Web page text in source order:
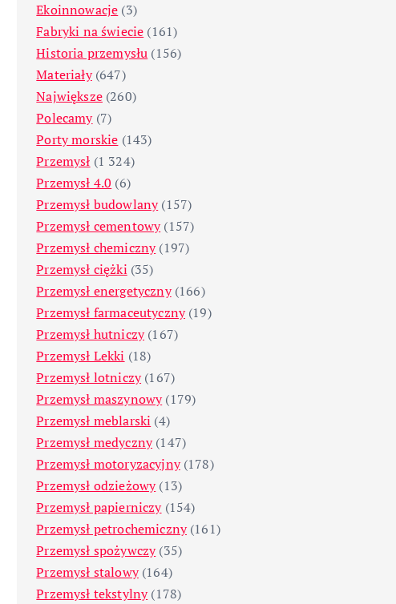
Ekoinnowacje (3)
Fabryki na świecie (161)
Historia przemysłu (156)
Materiały(647)
Największe(260)
Polecamy(7)
Porty morskie (143)
Przemysł (1 324)
Przemysł 4.0 (6)
Przemysł budowlany(157)
Przemysł cementowy(157)
Przemysł chemiczny(197)
Przemysł ciężki (35)
Przemysł energetyczny(166)
Przemysł farmaceutyczny(19)
Przemysł hutniczy(167)
Przemysł Lekki (18)
Przemysł lotniczy(167)
Przemysł maszynowy(179)
Przemysł meblarski (4)
Przemysł medyczny(147)
Przemysł motoryzacyjny(178)
Przemysł odzieżowy(13)
Przemysł papierniczy(154)
Przemysł petrochemiczny(161)
Przemysł spożywczy(35)
Przemysł stalowy(164)
Przemysł tekstylny(178)